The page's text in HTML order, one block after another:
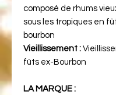
composé de rhums
sous les tropiques en
bourbon
Vieillissement :
fûts ex-Bourbon
LA MARQUE :